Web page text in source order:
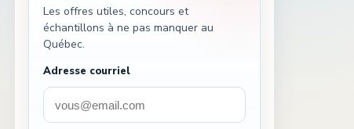
Les offres utiles, concours et
échantillons à ne pas manquer au
Québec.
Adresse courriel